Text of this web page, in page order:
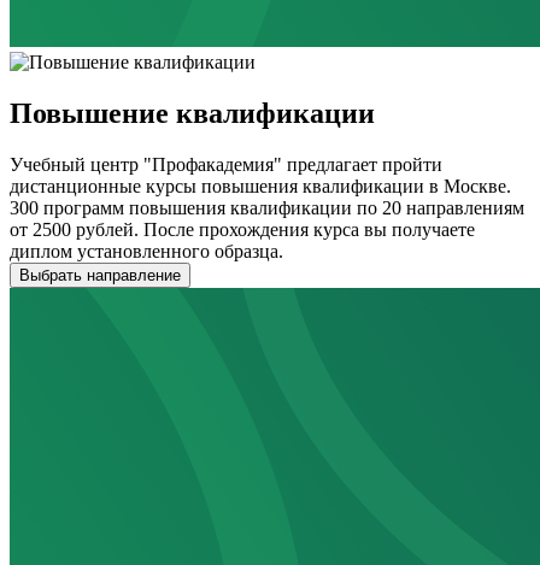
Повышение квалификации
Учебный центр "Профакадемия" предлагает пройти
дистанционные курсы повышения квалификации в Москве.
300 программ повышения квалификации по 20 направлениям
от 2500 рублей. После прохождения курса вы получаете
диплом установленного образца.
Выбрать направление